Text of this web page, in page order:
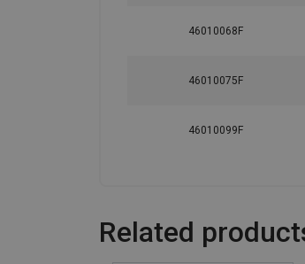
46010068F
46010075F
46010099F
Related